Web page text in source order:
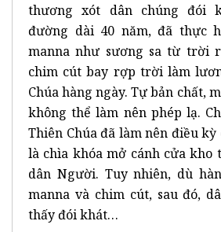
thương xót dân chúng đói
đường dài 40 năm, đã thực
manna như sương sa từ trời
chim cút bay rợp trời làm
Chúa hàng ngày. Tự bản chất,
không thể làm nên phép lạ.
Thiên Chúa đã làm nên điều
là chìa khóa mở cánh cửa kho
dân Người. Tuy nhiên, dù
manna và chim cút, sau đó,
thấy đói khát…